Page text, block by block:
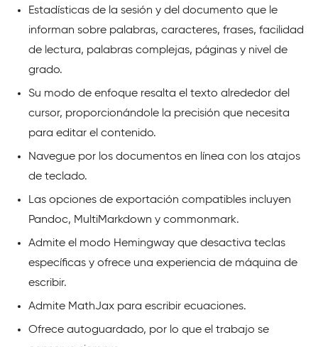
Estadísticas de la sesión y del documento que le
informan sobre palabras, caracteres, frases, facilidad
de lectura, palabras complejas, páginas y nivel de
grado.
Su modo de enfoque resalta el texto alrededor del
cursor, proporcionándole la precisión que necesita
para editar el contenido.
Navegue por los documentos en línea con los atajos
de teclado.
Las opciones de exportación compatibles incluyen
Pandoc, MultiMarkdown y commonmark.
Admite el modo Hemingway que desactiva teclas
específicas y ofrece una experiencia de máquina de
escribir.
Admite MathJax para escribir ecuaciones.
Ofrece autoguardado, por lo que el trabajo se